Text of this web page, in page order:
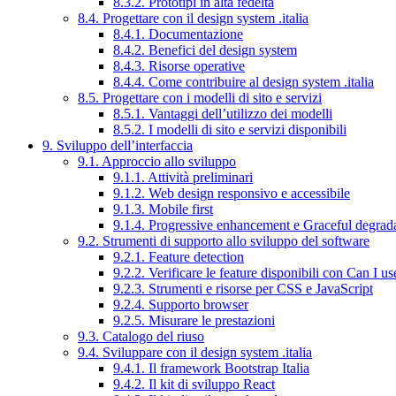
8.4. Progettare con il design system .italia
8.4.1. Documentazione
8.4.2. Benefici del design system
8.4.3. Risorse operative
8.4.4. Come contribuire al design system .italia
8.5. Progettare con i modelli di sito e servizi
8.5.1. Vantaggi dell’utilizzo dei modelli
8.5.2. I modelli di sito e servizi disponibili
9. Sviluppo dell’interfaccia
9.1. Approccio allo sviluppo
9.1.1. Attività preliminari
9.1.2. Web design responsivo e accessibile
9.1.3. Mobile first
9.1.4. Progressive enhancement e Graceful
9.2. Strumenti di supporto allo sviluppo del software
9.2.1. Feature detection
9.2.2. Verificare le feature disponibili con Can I
9.2.3. Strumenti e risorse per CSS e JavaScript
9.2.4. Supporto browser
9.2.5. Misurare le prestazioni
9.3. Catalogo del riuso
9.4. Sviluppare con il design system .italia
9.4.1. Il framework Bootstrap Italia
9.4.2. Il kit di sviluppo React